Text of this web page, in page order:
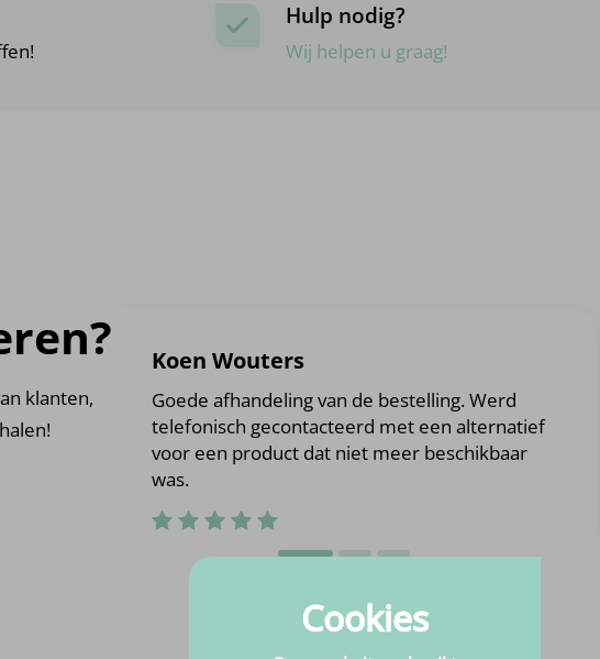
Hulp nodig?
Wij helpen u graag!
klanten,
Koen Wouters
Goede afhandeling van de bestelling. Werd
telefonisch gecontacteerd met een alternatief
voor een product dat niet meer beschikbaar
was.
Cookies